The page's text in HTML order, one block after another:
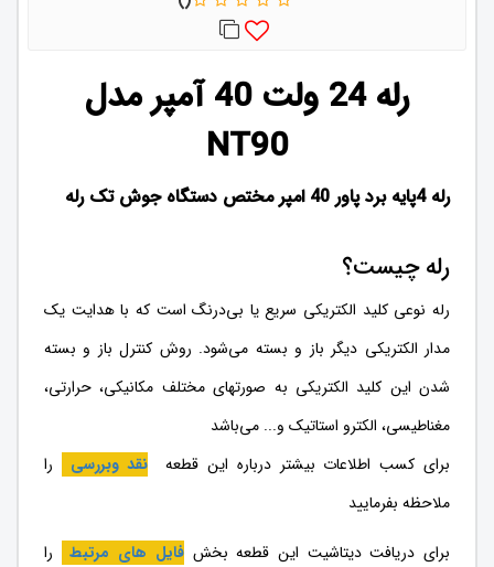
رله 24 ولت 40 آمپر مدل
NT90
رله 4پایه برد پاور 40 امپر مختص دستگاه جوش تک رله
رله چیست؟
رله نوعی کلید الکتریکی سریع یا بی‌درنگ است که با هدایت یک
مدار الکتریکی دیگر باز و بسته می‌شود. روش کنترل باز و بسته
شدن این کلید الکتریکی به صورتهای مختلف مکانیکی، حرارتی،
مغناطیسی، الکترو استاتیک و... می‌باشد
برای کسب اطلاعات بیشتر درباره این قطعه نقد وبررسی
را
ملاحظه بفرمایید
برای دریافت دیتاشیت این قطعه بخشفایل های مرتبط
را